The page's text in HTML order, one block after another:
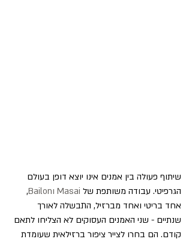
שיתוף פעולה בין אמנים אינו יוצא דופן בעולם
הגרפיטי. עבודה משותפת של Masai וBailon
,
אחד בריטי ואחד מברזיל, התבשלה לאורך
שנתיים - שני האמנים העסוקים לא הצליחו לתאם
קודם. הם בחרו לצייר ציפור ברזילאית שעומדת